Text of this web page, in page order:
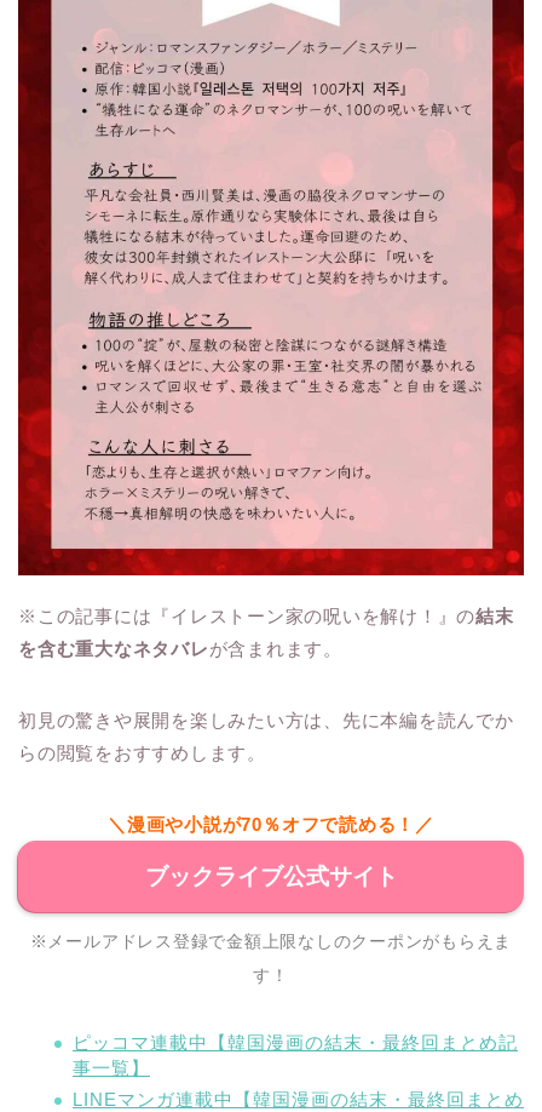
※この記事には『イレストーン家の呪いを解け！』の結末
を含む重大なネタバレが含まれます。
初見の驚きや展開を楽しみたい方は、先に本編を読んでか
らの閲覧をおすすめします。
＼漫画や小説が70％オフで読める！／
ブックライブ公式サイト
※メールアドレス登録で金額上限なしのクーポンがもらえま
す！
ピッコマ連載中【韓国漫画の結末・最終回まとめ記
事一覧】
LINEマンガ連載中【韓国漫画の結末・最終回まとめ